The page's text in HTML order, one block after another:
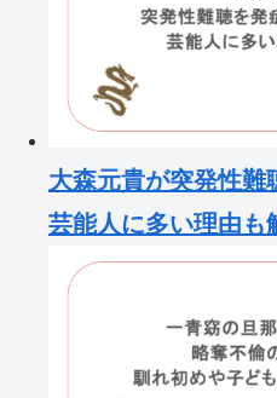
大森元貴が突発性難
芸能人に多い理由も